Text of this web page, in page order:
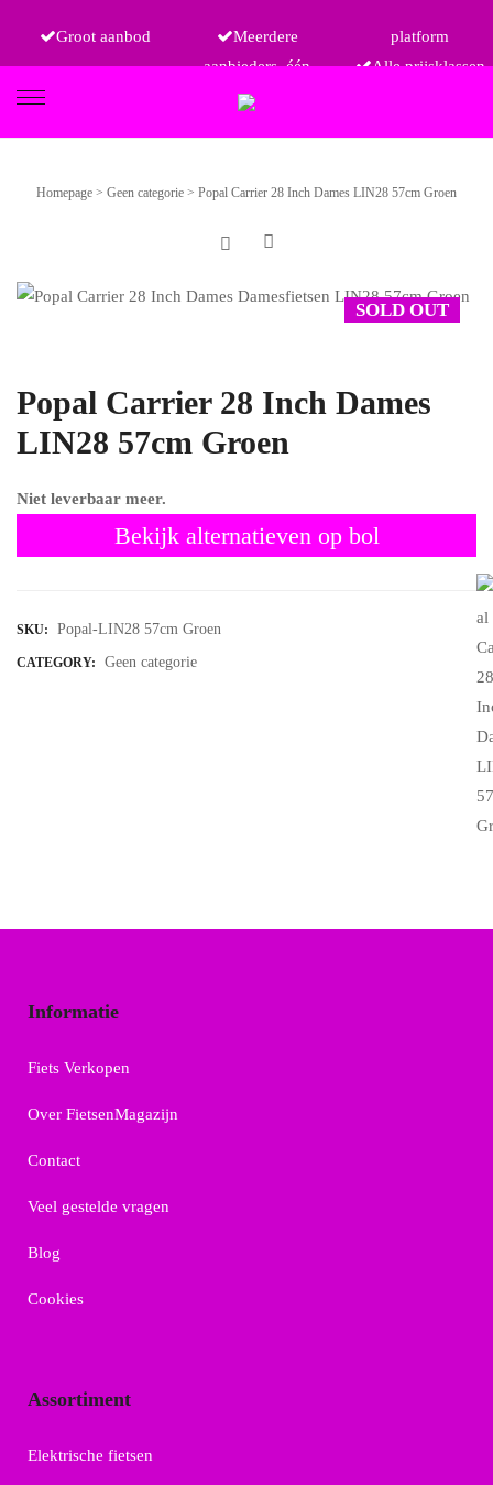
Groot aanbod
Meerdere
aanbieders, één
platform
Alle prijsklassen
Homepage > Geen categorie > Popal Carrier 28 Inch Dames LIN28 57cm Groen
SOLD OUT
Popal Carrier 28 Inch Dames
LIN28 57cm Groen
Niet leverbaar meer.
Bekijk alternatieven op bol
SKU: Popal-LIN28 57cm Groen
CATEGORY: Geen categorie
Informatie
Fiets Verkopen
Over FietsenMagazijn
Contact
Veel gestelde vragen
Blog
Cookies
Assortiment
Elektrische fietsen